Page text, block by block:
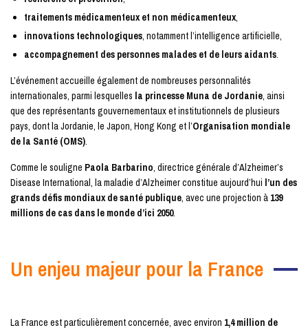
traitements médicamenteux et non médicamenteux,
innovations technologiques, notamment l’intelligence artificielle,
accompagnement des personnes malades et de leurs aidants.
L’événement accueille également de nombreuses personnalités
internationales, parmi lesquelles la princesse Muna de Jordanie, ainsi
que des représentants gouvernementaux et institutionnels de plusieurs
pays, dont la Jordanie, le Japon, Hong Kong et l’Organisation mondiale
de la Santé (OMS).
Comme le souligne Paola Barbarino, directrice générale d’Alzheimer’s
Disease International, la maladie d’Alzheimer constitue aujourd’hui l’un des
grands défis mondiaux de santé publique, avec une projection à 139
millions de cas dans le monde d’ici 2050.
Un enjeu majeur pour la France
La France est particulièrement concernée, avec environ 1,4 million de